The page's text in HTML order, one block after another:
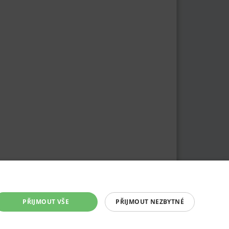
PŘIJMOUT VŠE PŘIJMOUT NEZBYTNÉ